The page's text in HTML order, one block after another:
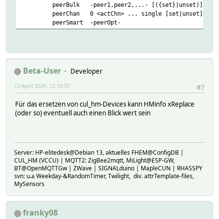
peerBulk -peer1,peer2,...- [({set}|unset)]
peerChan 0 <actChn> ... single [set|unset]
peerSmart -peerOpt-
Beta-User
Developer
#7
13 April 2026, 12:10:37
Für das ersetzen von cul_hm-Devices kann HMinfo xReplace
(oder so) eventuell auch einen Blick wert sein
Server: HP-elitedesk@Debian 13, aktuelles FHEM@ConfigDB |
CUL_HM (VCCU) | MQTT2: ZigBee2mqtt, MiLight@ESP-GW,
BT@OpenMQTTGw | ZWave | SIGNALduino | MapleCUN | RHASSPY
svn: u.a Weekday-&RandomTimer, Twilight, div. attrTemplate-files,
MySensors
franky08